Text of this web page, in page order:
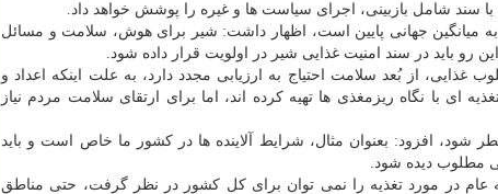
سند شامل بازبینی، اجرای سیاست ها و غیره را پوشش خواهد داد.
جهانی پایین است، اظهار داشت: شیر برای هوش، سلامت و مسائل
رو باید در سند امنیت غذایی شیر در اولویت قرار داده شود.
از بُعد سلامت احتیاج به ارزیابی مجدد دارد، به علت اینکه اعداد و
ای با نگاه ریزمغذی ها تهیه کرده اند، اما برای ارتقای سلامت مردم نیاز
شود، افزود: بعنوان مثال، شرایط آلاینده ها در کشور ما خاص است و باید
مطلوب دیده شود.
عام در مورد تغذیه را نمی توان برای کل کشور در نظر گرفت، حتی مناطق